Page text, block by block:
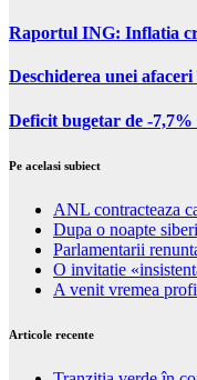
Raportul ING: Inflatia
Deschiderea unei
Deficit bugetar de -
Pe acelasi subiect
ANL contracteaza
Dupa o noapte
Parlamentarii
O invitatie
A venit vremea
Articole recente